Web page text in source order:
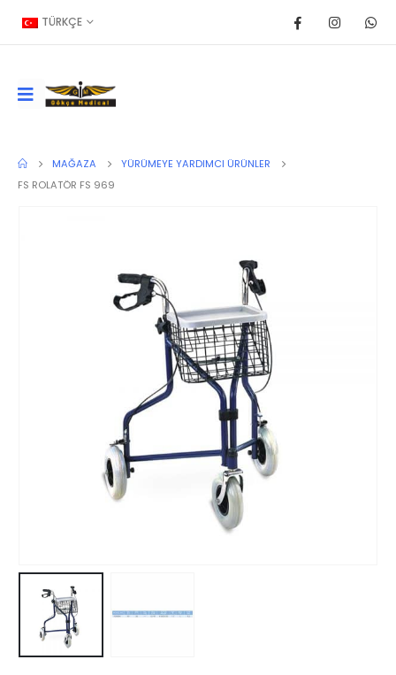
TÜRKÇE
MAĞAZA
YÜRÜMEYE YARDIMCI ÜRÜNLER
FS ROLATÖR FS 969